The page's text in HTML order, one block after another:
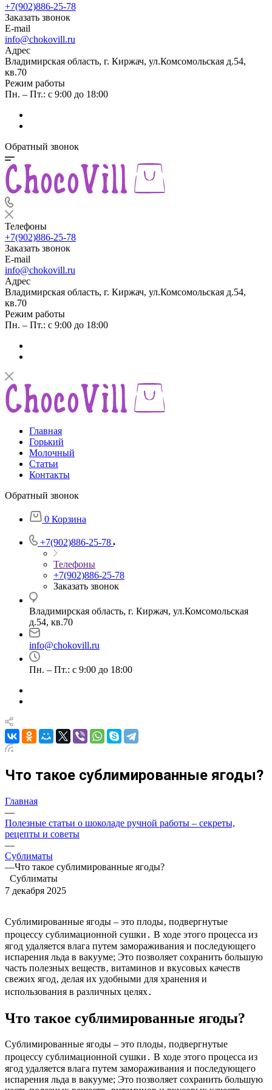
+7(902)886-25-78
Заказать звонок
E-mail
info@chokovill.ru
Адрес
Владимирская область, г. Киржач, ул.Комсомольская д.54,
кв.70
Режим работы
Пн. – Пт.: с 9:00 до 18:00
Обратный звонок
Телефоны
+7(902)886-25-78
Заказать звонок
E-mail
info@chokovill.ru
Адрес
Владимирская область, г. Киржач, ул.Комсомольская д.54,
кв.70
Режим работы
Пн. – Пт.: с 9:00 до 18:00
Главная
Горький
Молочный
Статьи
Контакты
Обратный звонок
0 Корзина
+7(902)886-25-78
Телефоны
+7(902)886-25-78
Заказать звонок
Владимирская область, г. Киржач, ул.Комсомольская
д.54, кв.70
info@chokovill.ru
Пн. – Пт.: с 9:00 до 18:00
Что такое сублимированные ягоды?
Главная
—
Полезные статьи о шоколаде ручной работы – секреты,
рецепты и советы
—
Сублиматы
—Что такое сублимированные ягоды?
Сублиматы
7 декабря 2025
Сублимированные ягоды – это плоды‚ подвергнутые
процессу сублимационной сушки․ В ходе этого процесса из
ягод удаляется влага путем замораживания и последующего
испарения льда в вакууме; Это позволяет сохранить большую
часть полезных веществ‚ витаминов и вкусовых качеств
свежих ягод‚ делая их удобными для хранения и
использования в различных целях․
Что такое сублимированные ягоды?
Сублимированные ягоды – это плоды‚ подвергнутые
процессу сублимационной сушки․ В ходе этого процесса из
ягод удаляется влага путем замораживания и последующего
испарения льда в вакууме; Это позволяет сохранить большую